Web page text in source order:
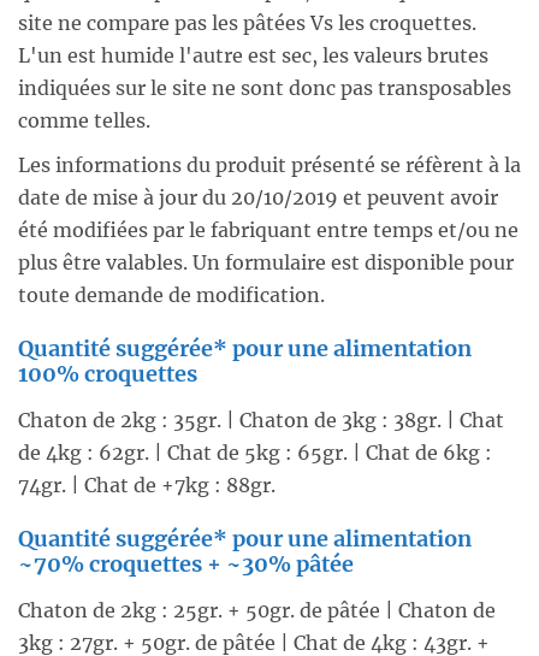
site ne compare pas les pâtées Vs les croquettes.
L'un est humide l'autre est sec, les valeurs brutes
indiquées sur le site ne sont donc pas transposables
comme telles.
Les informations du produit présenté se réfèrent à la
date de mise à jour du 20/10/2019 et peuvent avoir
été modifiées par le fabriquant entre temps et/ou ne
plus être valables. Un formulaire est disponible pour
toute demande de modification.
Quantité suggérée* pour une alimentation
100% croquettes
Chaton de 2kg : 35gr. | Chaton de 3kg : 38gr. | Chat
de 4kg : 62gr. | Chat de 5kg : 65gr. | Chat de 6kg :
74gr. | Chat de +7kg : 88gr.
Quantité suggérée* pour une alimentation
~70% croquettes + ~30% pâtée
Chaton de 2kg : 25gr. + 50gr. de pâtée | Chaton de
3kg : 27gr. + 50gr. de pâtée | Chat de 4kg : 43gr. +